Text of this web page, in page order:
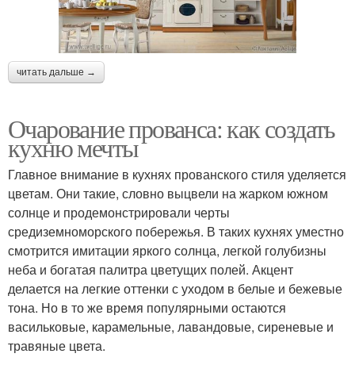
читать дальше →
Очарование прованса: как создать
кухню мечты
Главное внимание в кухнях прованского стиля уделяется
цветам. Они такие, словно выцвели на жарком южном
солнце и продемонстрировали черты
средиземноморского побережья. В таких кухнях уместно
смотрится имитации яркого солнца, легкой голубизны
неба и богатая палитра цветущих полей. Акцент
делается на легкие оттенки с уходом в белые и бежевые
тона. Но в то же время популярными остаются
васильковые, карамельные, лавандовые, сиреневые и
травяные цвета.